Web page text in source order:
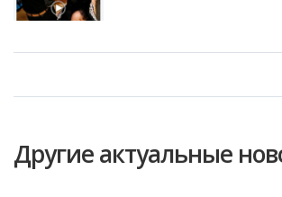
Другие актуальные